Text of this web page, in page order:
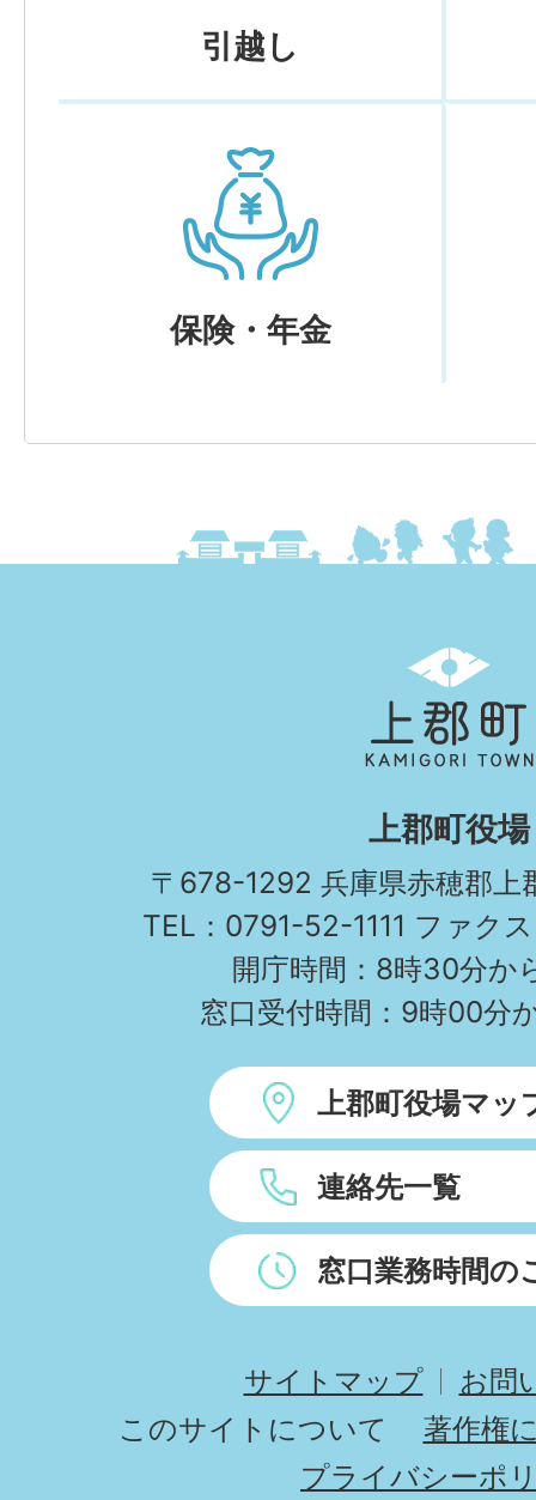
引越し
保険・年金
郡
町
KAMIGORI
TOWN
上郡町役場
〒678-1292 兵庫県赤穂郡上
TEL：0791-52-1111 ファク
開庁時間：8時30分か
窓口受付時間：9時00分
上郡町役場マッ
連絡先一覧
窓口業務時間の
サイトマップ
お問
このサイトについて
著作権
プライバシーポ